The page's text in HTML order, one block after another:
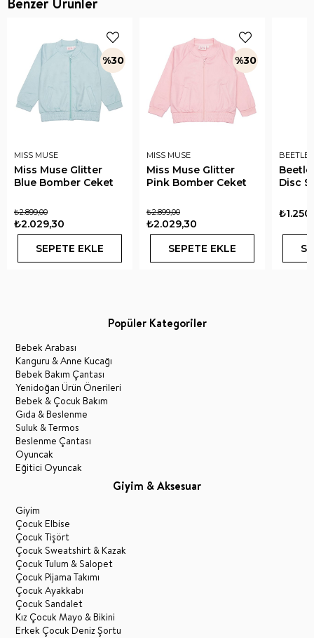
MISS MUSE
Miss Muse Glitter
Blue Bomber Ceket
₺2.029,30
₺2.899,00
SEPETE EKLE
%30
MISS MUSE
Miss Muse Glitter
Pink Bomber Ceket
₺2.029,30
₺2.899,00
SEPETE EKLE
%30
BEETLE
Disc
Popüler Kategoriler
Bebek Arabası
Kanguru & Anne Kucağı
Bebek Bakım Çantası
Yenidoğan Ürün Önerileri
Bebek & Çocuk Bakım
Gıda & Beslenme
Suluk & Termos
Beslenme Çantası
Oyuncak
Eğitici Oyuncak
Giyim & Aksesuar
Giyim
Çocuk Elbise
Çocuk Tişört
Çocuk Sweatshirt & Kazak
Çocuk Tulum & Salopet
Çocuk Pijama Takımı
Çocuk Ayakkabı
Çocuk Sandalet
Kız Çocuk Mayo & Bikini
Erkek Çocuk Deniz Şortu